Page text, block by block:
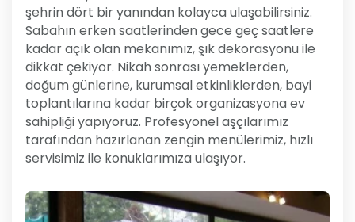
şehrin dört bir yanından kolayca ulaşabilirsiniz.
Sabahın erken saatlerinden gece geç saatlere
kadar açık olan mekanımız, şık dekorasyonu ile
dikkat çekiyor. Nikah sonrası yemeklerden,
doğum günlerine, kurumsal etkinliklerden, bayi
toplantılarına kadar birçok organizasyona ev
sahipliği yapıyoruz. Profesyonel aşçılarımız
tarafından hazırlanan zengin menülerimiz, hızlı
servisimiz ile konuklarımıza ulaşıyor.